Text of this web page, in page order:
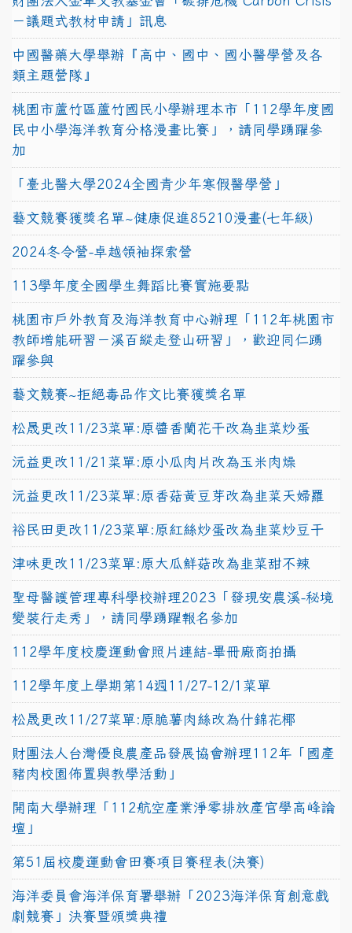
－議題式教材申請」訊息
中國醫藥大學舉辦『高中、國中、國小醫學營及各
類主題營隊』
桃園市蘆竹區蘆竹國民小學辦理本市「112學年度國
民中小學海洋教育分格漫畫比賽」，請同學踴躍參
加
「臺北醫大學2024全國青少年寒假醫學營」
藝文競賽獲獎名單~健康促進85210漫畫(七年級)
2024冬令營-卓越領袖探索營
113學年度全國學生舞蹈比賽實施要點
桃園市戶外教育及海洋教育中心辦理「112年桃園市
教師增能研習－溪百縱走登山研習」，歡迎同仁踴
躍參與
藝文競賽~拒絕毒品作文比賽獲獎名單
松晟更改11/23菜單:原醬香蘭花干改為韭菜炒蛋
沅益更改11/21菜單:原小瓜肉片改為玉米肉燥
沅益更改11/23菜單:原香菇黃豆芽改為韭菜天婦羅
裕民田更改11/23菜單:原紅絲炒蛋改為韭菜炒豆干
津味更改11/23菜單:原大瓜鮮菇改為韭菜甜不辣
聖母醫護管理專科學校辦理2023「發現安農溪-秘境
變裝行走秀」，請同學踴躍報名參加
112學年度校慶運動會照片連結-畢冊廠商拍攝
112學年度上學期第14週11/27-12/1菜單
松晟更改11/27菜單:原脆薯肉絲改為什錦花椰
財團法人台灣優良農產品發展協會辦理112年「國產
豬肉校園佈置與教學活動」
開南大學辦理「112航空產業淨零排放產官學高峰論
壇」
第51屆校慶運動會田賽項目賽程表(決賽)
海洋委員會海洋保育署舉辦「2023海洋保育創意戲
劇競賽」決賽暨頒獎典禮